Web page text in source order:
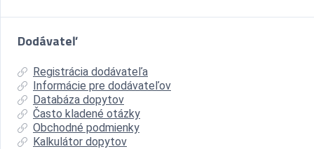
Dodávateľ
Registrácia dodávateľa
Informácie pre dodávateľov
Databáza dopytov
Často kladené otázky
Obchodné podmienky
Kalkulátor dopytov